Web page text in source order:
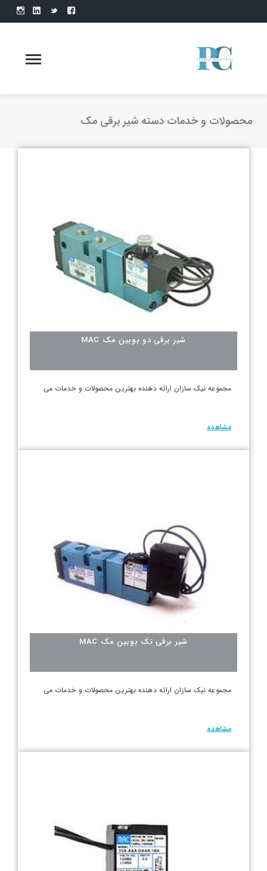
محصولات و خدمات دسته شیر برقی مک
شیر برقی دو بوبین مک MAC
مجموعه نیک سازان ارائه دهنده بهترین محصولات و خدمات می
مشاهده
شیر برقی تک بوبین مک MAC
مجموعه نیک سازان ارائه دهنده بهترین محصولات و خدمات می
مشاهده